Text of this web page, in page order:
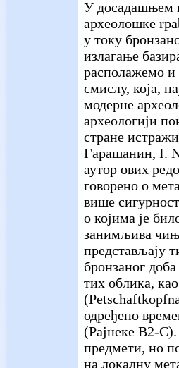
У досадашњем
археолошке
у току
излагање
располажемо и
смислу, која,
модерне
археологији
стране
Гарашанин, I.
аутор ових
говорено о
више
о којима је
занимљива
представљају
бронзаног
тих облика,
одређено
(Рајнеке В2-
предмети, но
на локалну